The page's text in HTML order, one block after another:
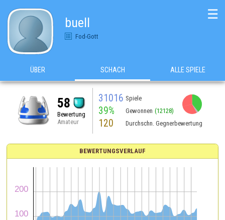
buell
Fod-Gott
☰
ÜBER SCHACH ALLE SPIELE
58
Bewertung
Amateur
31016 Spiele
39% Gewonnen (12128)
120 Durchschn. Gegnerbewertung
BEWERTUNGSVERLAUF